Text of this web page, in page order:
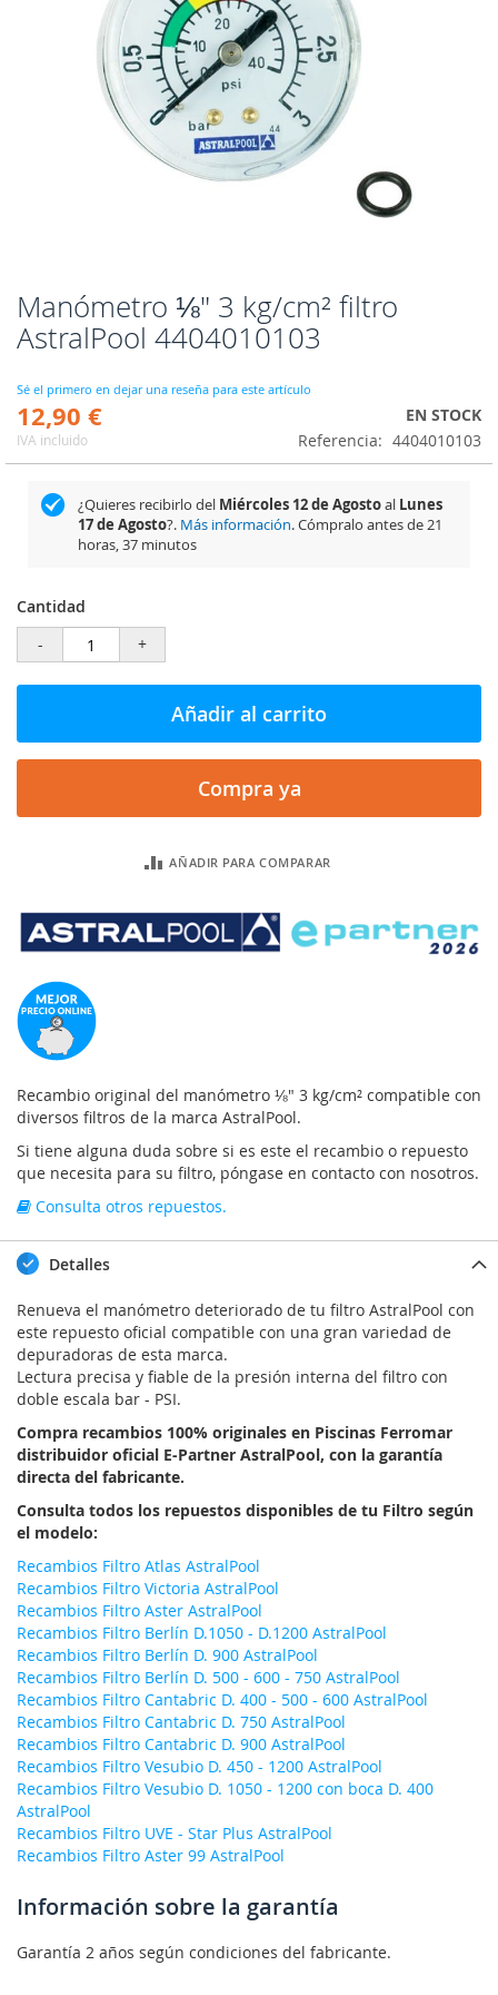
Manómetro ⅛" 3 kg/cm² filtro
AstralPool 4404010103
Sé el primero en dejar una reseña para este artículo
12,90 €
IVA incluido
EN STOCK
Referencia
4404010103
¿Quieres recibirlo del Miércoles 12 de Agostoal Lunes
17 de Agosto?. Más información. Cómpralo antes de21
horas, 37 minutos
Cantidad
-
+
Añadir al carrito
Compra ya
AÑADIR PARA COMPARAR
Recambio original del manómetro ⅛" 3 kg/cm² compatible con
diversos filtros de la marca AstralPool.
Si tiene alguna duda sobre si es este el recambio o repuesto
que necesita para su filtro, póngase en contacto con nosotros.
Consulta otros repuestos.
Saltar
al
comienzo
la
galería
de
Detalles
Renueva el manómetro deteriorado de tu filtro AstralPool con
este repuesto oficial compatible con una gran variedad de
depuradoras de esta marca.
Lectura precisa y fiable de la presión interna del filtro con
doble escala bar - PSI.
Compra recambios 100% originales en Piscinas Ferromar
distribuidor oficial E-Partner AstralPool, con la garantía
directa del fabricante.
Consulta todos los repuestos disponibles de tu Filtro según
el modelo:
Recambios Filtro Atlas AstralPool
Recambios Filtro Victoria AstralPool
Recambios Filtro Aster AstralPool
Recambios Filtro Berlín D.1050 - D.1200 AstralPool
Recambios Filtro Berlín D. 900 AstralPool
Recambios Filtro Berlín D. 500 - 600 - 750 AstralPool
Recambios Filtro Cantabric D. 400 - 500 - 600 AstralPool
Recambios Filtro Cantabric D. 750 AstralPool
Recambios Filtro Cantabric D. 900 AstralPool
Recambios Filtro Vesubio D. 450 - 1200 AstralPool
Recambios Filtro Vesubio D. 1050 - 1200 con boca D. 400
AstralPool
Recambios Filtro UVE - Star Plus AstralPool
Recambios Filtro Aster 99 AstralPool
Información sobre la garantía
Garantía 2 años según condiciones del fabricante.